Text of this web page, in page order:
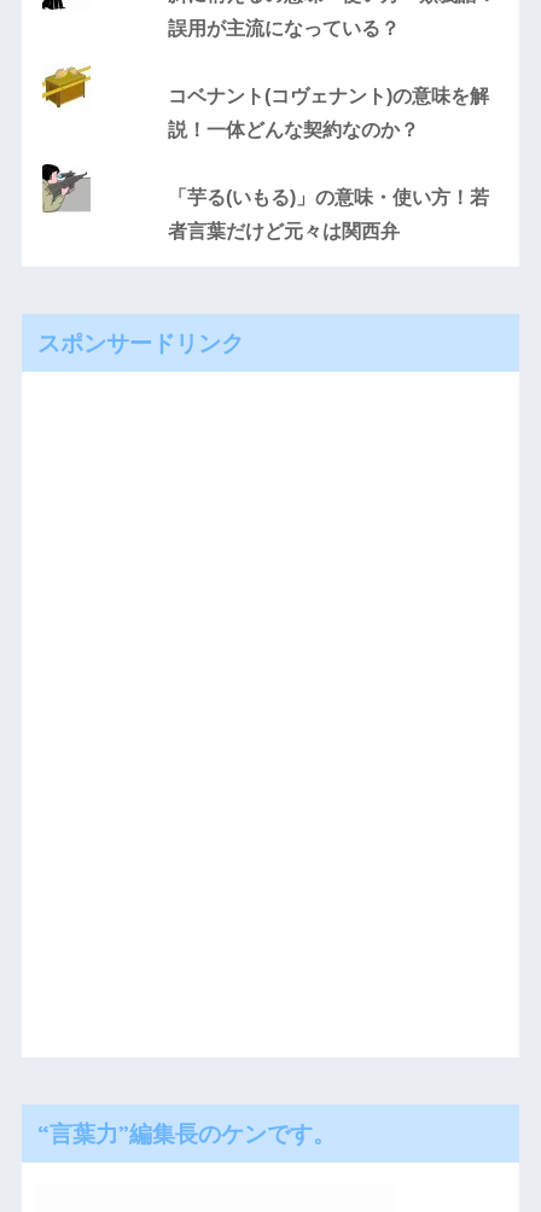
誤用が主流になっている？
コベナント(コヴェナント)の意味を解
説！一体どんな契約なのか？
「芋る(いもる)」の意味・使い方！若
者言葉だけど元々は関西弁
スポンサードリンク
“言葉力”編集長のケンです。